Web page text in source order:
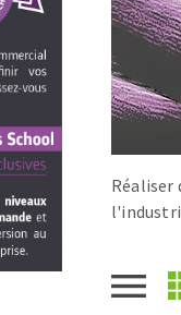
Roues
Disques
Réaliser